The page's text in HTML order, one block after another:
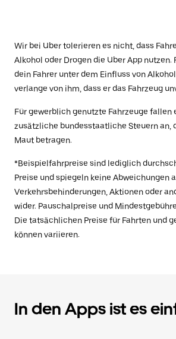
Wir bei Uber tolerieren es nicht, dass
Alkohol oder Drogen die Uber App nutzen.
dein Fahrer unter dem Einfluss von
verlange von ihm, dass er das Fahrzeug
Für gewerblich genutzte Fahrzeuge fallen
zusätzliche bundesstaatliche Steuern an,
Maut betragen.
*Beispielfahrpreise sind lediglich
Preise und spiegeln keine Abweichungen
Verkehrsbehinderungen, Aktionen oder
wider. Pauschalpreise und
Die tatsächlichen Preise für Fahrten und
können variieren.
In den Apps ist es